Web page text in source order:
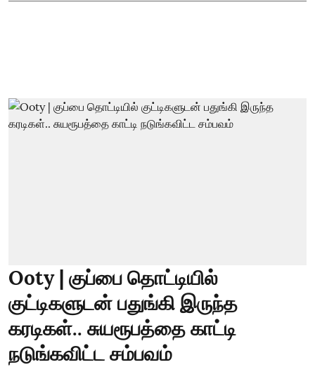
Ooty | குப்பை தொட்டியில்
குட்டிகளுடன் பதுங்கி இருந்த
கரடிகள்.. சுயரூபத்தை காட்டி
நடுங்கவிட்ட சம்பவம்